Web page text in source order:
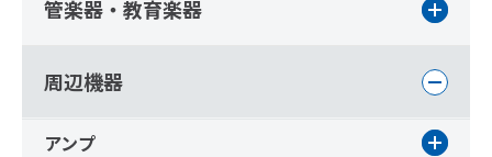
管楽器・教育楽器
周辺機器
アンプ